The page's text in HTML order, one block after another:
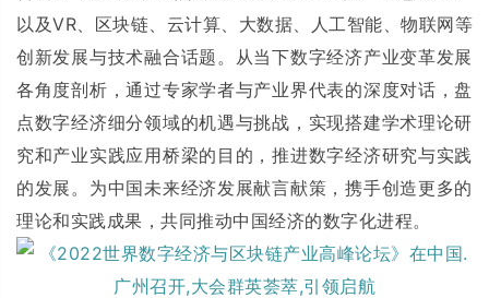
以及VR、区块链、云计算、大数据、人工智能、物联网等
创新发展与技术融合话题。从当下数字经济产业变革发展
各角度剖析，通过专家学者与产业界代表的深度对话，盘
点数字经济细分领域的机遇与挑战，实现搭建学术理论研
究和产业实践应用桥梁的目的，推进数字经济研究与实践
的发展。为中国未来经济发展献言献策，携手创造更多的
理论和实践成果，共同推动中国经济的数字化进程。